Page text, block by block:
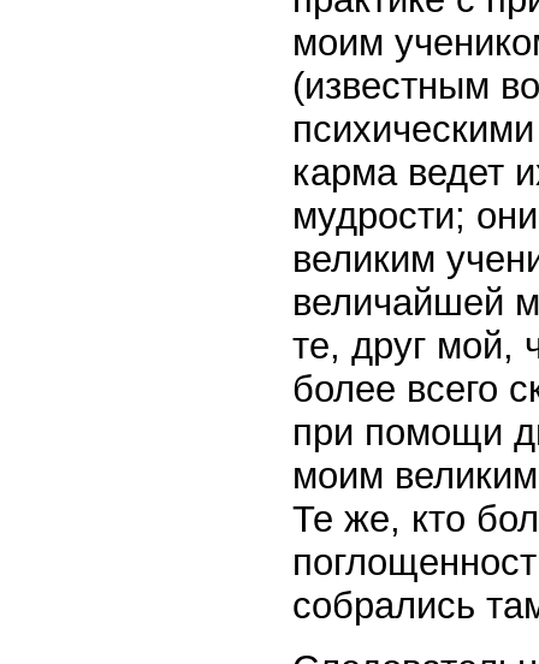
моим
(известным
карма ведет
мудрости;
великим
величайшей
те, друг мой,
более всего
при помощи
моим
Те же, кто
собрались